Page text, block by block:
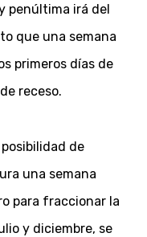
penúltima irá del
que una semana
primeros días de
receso.
de
una semana
para fraccionar la
y diciembre, se